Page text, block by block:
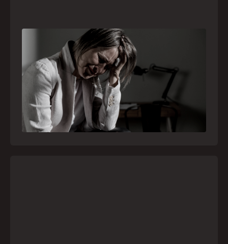
Crise psiquiátrica é urgência médica: saiba
como o SAMU atua nesses casos
Surtos, tentativas de suicídio e episódios de
agitação intensa são considerados urgências
médicas e devem receber atendimento
especializado pelo telefone 192
21 julho, 2026